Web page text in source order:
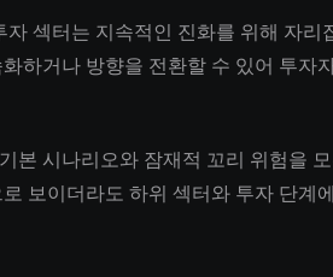
자 섹터는 지속적인 진화를 위해 자리
하거나 방향을 전환할 수 있어 투자
본 시나리오와 잠재적 꼬리 위험을
보이더라도 하위 섹터와 투자 단계